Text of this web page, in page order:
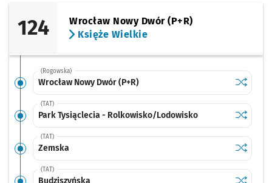
124
Wrocław Nowy Dwór (P+R)
Księże Wielkie
(Rogowska)
Wrocław Nowy Dwór (P+R) Sprawdź
Wrocław
(TAT)
Park Tysiąclecia - Rolkowisko/Lodowisko Sprawdź
Park
(TAT)
Zemska Sprawdź
Zemska
(TAT)
Budziszyńska Sprawdź